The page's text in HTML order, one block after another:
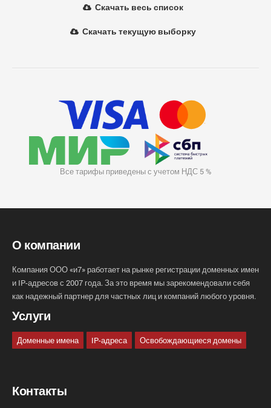
Скачать весь список
Скачать текущую выборку
Все тарифы приведены с учетом НДС 5 %
О компании
Компания ООО «и7» работает на рынке регистрации доменных имен
и IP-адресов с 2007 года. За это время мы зарекомендовали себя
как надежный партнер для частных лиц и компаний любого уровня.
Услуги
Доменные имена IP-адреса Освобождающиеся домены
Контакты